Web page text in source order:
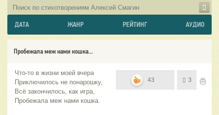
ДАТА ЖАНР РЕЙТИНГ АУДИО
Пробежала меж нами кошка...
Что-то в жизни моей вчера
Приключилось не понарошку,
Всё закончилось, как игра,
Пробежала меж нами кошка.
43 3